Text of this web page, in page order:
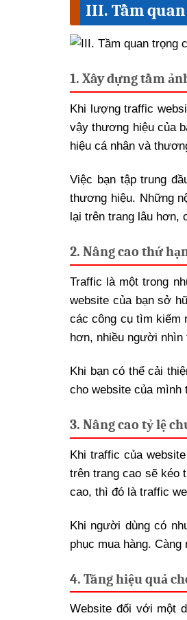
III. Tầm
1. Xây dựng tầm
Khi lượng traffic
vậy thương hiệu của
hiệu cá nhân và
Việc bạn tập trung
thương hiệu. Những
lại trên trang lâu hơn,
2. Nâng cao thứ
Traffic là một trong
website của bạn sở
các công cụ tìm kiếm
hơn, nhiều người
Khi bạn có thể cải
cho website của mình
3. Nâng cao tỷ lệ
Khi traffic của
trên trang cao sẽ kéo
cao, thì đó là traffic
Khi người dùng có
phục mua hàng.
4. Tăng hiệu quả
Website đối với một